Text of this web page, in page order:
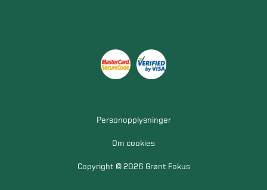
Personopplysninger
Om cookies
Copyright © 2026 Grønt Fokus